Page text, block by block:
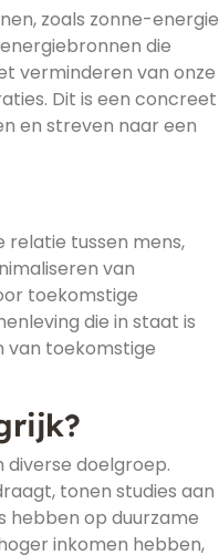
zoals zonne-energie
die
verminderen van onze
Dit is een concreet
en streven naar een
relatie tussen mens,
van
toekomstige
die in staat is
van toekomstige
diverse doelgroep.
tonen studies aan
hebben op duurzame
inkomen hebben,